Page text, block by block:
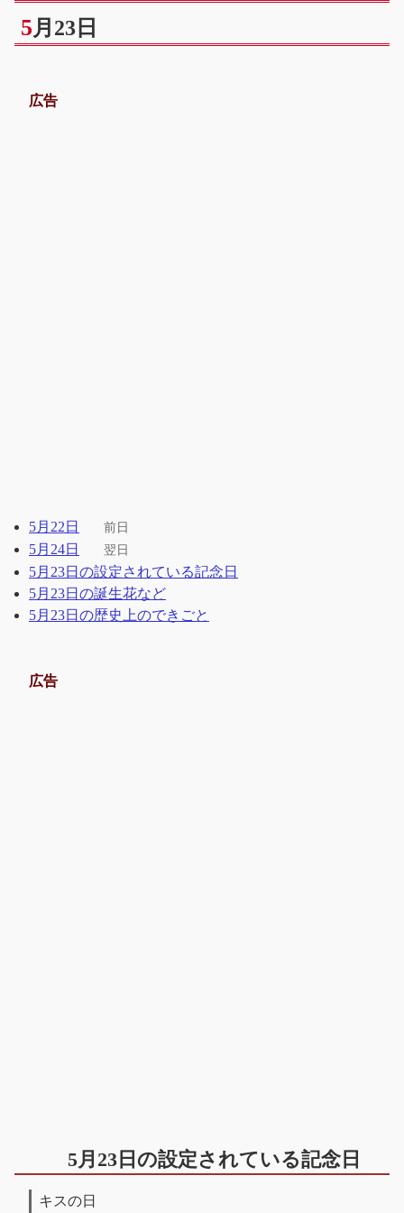
5月23日
広告
5月22日 前日
5月24日 翌日
5月23日の設定されている記念日
5月23日の誕生花など
5月23日の歴史上のできごと
広告
5月23日の設定されている記念日
キスの日